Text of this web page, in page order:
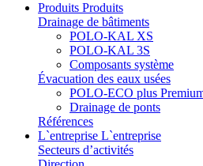
Produits Produits
Drainage de bâtiments
POLO-KAL XS
POLO-KAL 3S
Composants système
Évacuation des eaux usées
POLO-ECO plus
Drainage de ponts
Références
L`entreprise L`entreprise
Secteurs d’activités